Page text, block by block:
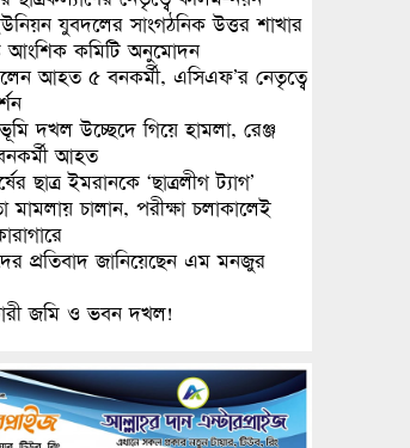
যুবদলের সাংগঠনিক উত্তর শাখার
আংশিক কমিটি অনুমোদন
আহত ৫ বনকর্মী, এসিএফ’র নেতৃত্বে
দখল উচ্ছেদে গিয়ে হামলা, রেঞ্জ
আহত
ছাত্র ইমরানকে ‘ছাত্রলীগ ট্যাগ’
মামলায় চালান, পরীক্ষা চলাকালেই
প্রতিবাদ জানিয়েছেন এম মনজুর
জমি ও ভবন দখল!